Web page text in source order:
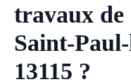
travaux de
Saint-
13115 ?